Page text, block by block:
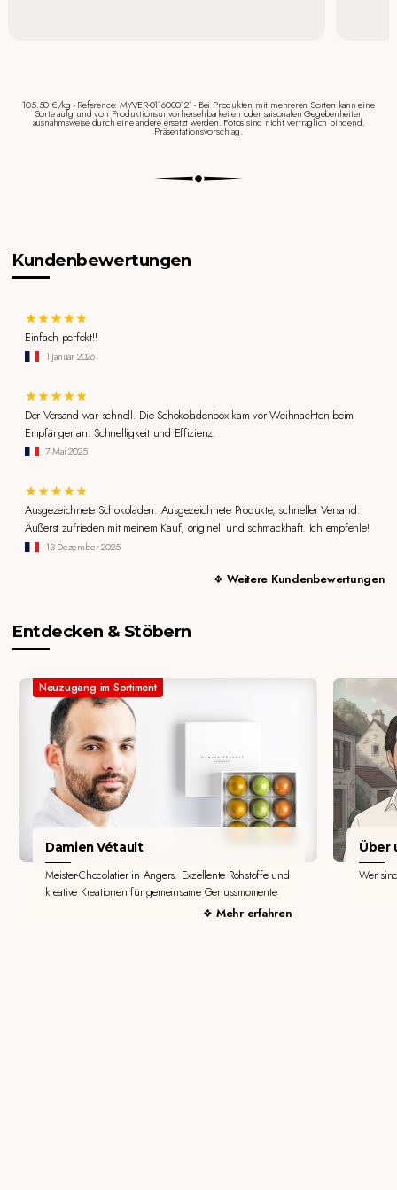
105.50 €/kg - Reference: MYVER-0116000121 - Bei Produkten mit mehreren Sorten kann eine
Sorte aufgrund von Produktionsunvorhersehbarkeiten oder saisonalen Gegebenheiten
ausnahmsweise durch eine andere ersetzt werden. Fotos sind nicht vertraglich bindend.
Präsentationsvorschlag.
Kundenbewertungen
Einfach perfekt!!
1 Januar 2026
Der Versand war schnell. Die Schokoladenbox kam vor Weihnachten beim
Empfänger an. Schnelligkeit und Effizienz.
7 Mai 2025
Ausgezeichnete Schokoladen. Ausgezeichnete Produkte, schneller Versand.
Äußerst zufrieden mit meinem Kauf, originell und schmackhaft. Ich empfehle!
13 Dezember 2025
Weitere Kundenbewertungen
Entdecken & Stöbern
Neuzugang im Sortiment
Damien Vétault
Meister-Chocolatier in Angers. Exzellente Rohstoffe und
kreative Kreationen für gemeinsame Genussmomente
Mehr erfahren
Über
Wer